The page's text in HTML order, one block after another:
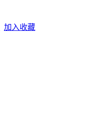
加入收藏